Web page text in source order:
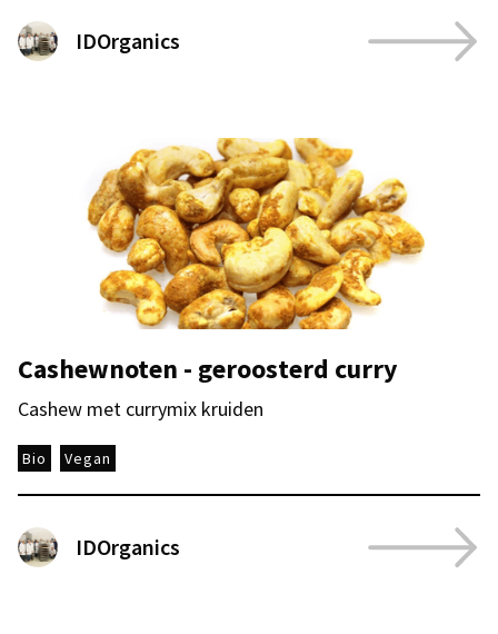
IDOrganics
Cashewnoten - geroosterd curry
Cashew met currymix kruiden
Bio Vegan
IDOrganics